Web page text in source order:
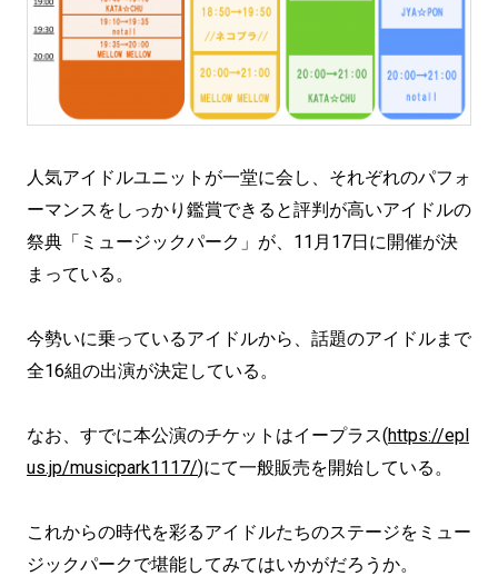
人気アイドルユニットが一堂に会し、それぞれのパフォ
ーマンスをしっかり鑑賞できると評判が高いアイドルの
祭典「ミュージックパーク」が、11月17日に開催が決
まっている。
今勢いに乗っているアイドルから、話題のアイドルまで
全16組の出演が決定している。
なお、すでに本公演のチケットはイープラス(https://epl
us.jp/musicpark1117/)にて一般販売を開始している。
これからの時代を彩るアイドルたちのステージをミュー
ジックパークで堪能してみてはいかがだろうか。